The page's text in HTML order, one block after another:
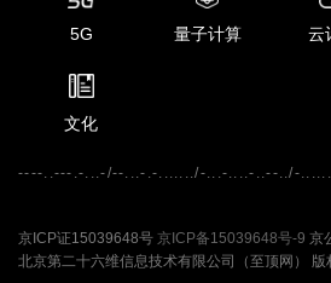
5G 量子计算 云
文化
----..---.-...-/--...-.-......./-...-....-..--../-
京ICP证15039648号 京ICP备15039648号-9 京
北京第二十六维信息技术有限公司（至顶网） 版